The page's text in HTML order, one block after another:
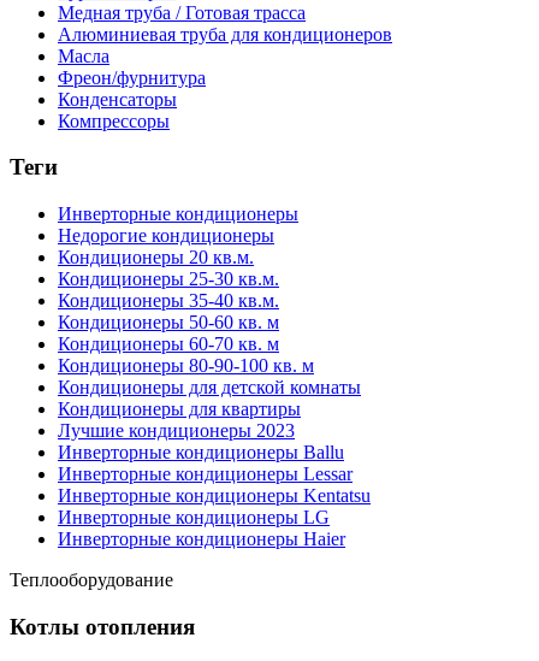
Медная труба / Готовая трасса
Алюминиевая труба для кондиционеров
Масла
Фреон/фурнитура
Конденсаторы
Компрессоры
Теги
Инверторные кондиционеры
Недорогие кондиционеры
Кондиционеры 20 кв.м.
Кондиционеры 25-30 кв.м.
Кондиционеры 35-40 кв.м.
Кондиционеры 50-60 кв. м
Кондиционеры 60-70 кв. м
Кондиционеры 80-90-100 кв. м
Кондиционеры для детской комнаты
Кондиционеры для квартиры
Лучшие кондиционеры 2023
Инверторные кондиционеры Ballu
Инверторные кондиционеры Lessar
Инверторные кондиционеры Kentatsu
Инверторные кондиционеры LG
Инверторные кондиционеры Haier
Теплооборудование
Котлы отопления